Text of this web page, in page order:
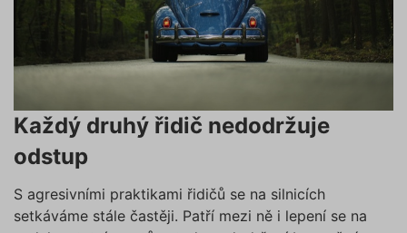
Každý druhý řidič nedodržuje
odstup
S agresivními praktikami řidičů se na silnicích
setkáváme stále častěji. Patří mezi ně i lepení se na